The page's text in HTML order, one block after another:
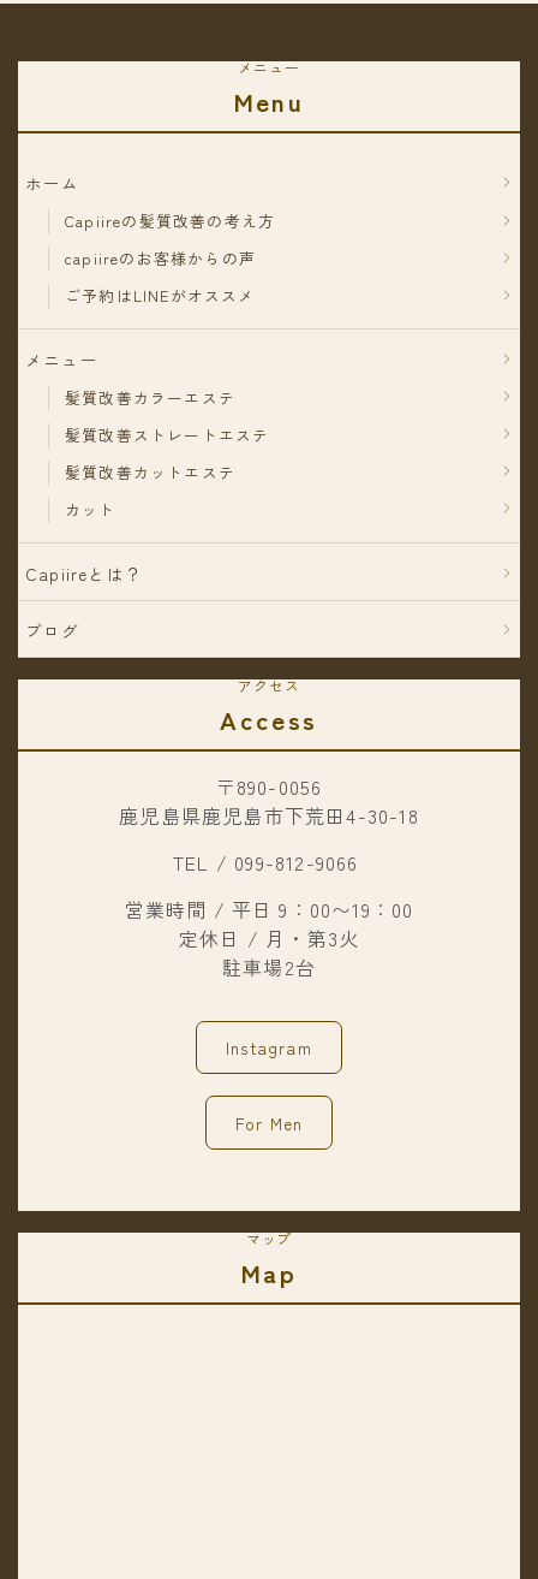
メニュー
Menu
ホーム
Capiireの髪質改善の考え方
capiireのお客様からの声
ご予約はLINEがオススメ
メニュー
髪質改善カラーエステ
髪質改善ストレートエステ
髪質改善カットエステ
カット
Capiireとは？
ブログ
アクセス
Access
〒890-0056
鹿児島県鹿児島市下荒田4-30-18
TEL / 099-812-9066
営業時間 / 平日 9：00〜19：00
定休日 / 月・第3火
駐車場2台
Instagram
For Men
マップ
Map